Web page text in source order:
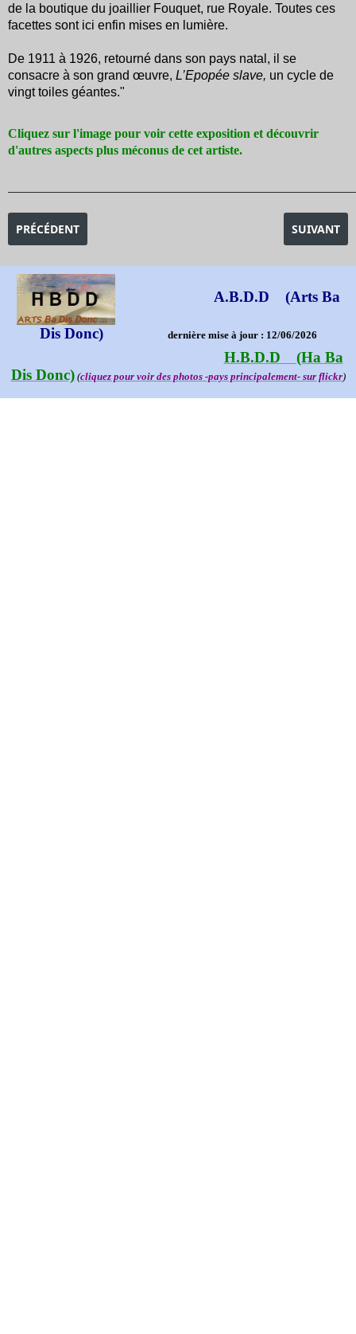
de la boutique du joaillier Fouquet, rue Royale. Toutes ces
facettes sont ici ­enfin mises en lumière.
De 1911 à 1926, retourné dans son pays natal, il se
consacre à son grand œuvre, L’Epopée slave, un cycle de
vingt toiles géantes."
Cliquez sur l'image pour voir cette exposition et découvrir
d'autres aspects plus méconus de cet artiste.
ARTICLE PRÉCÉDENT : EXPOSITION BERTHE MORISOT
PRÉCÉDENT ARTICLE
SUIVANT
A.B.D.D (Arts Ba
Dis Donc) dernière mise à jour : 12/06/2026
H.B.D.D (Ha Ba
Dis Donc)(cliquez pour voir des photos -pays principalement- sur flickr)